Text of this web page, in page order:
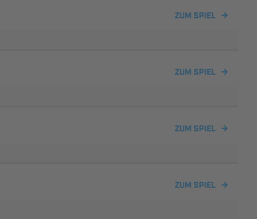
ZUM SPIEL
ZUM SPIEL
ZUM SPIEL
ZUM SPIEL